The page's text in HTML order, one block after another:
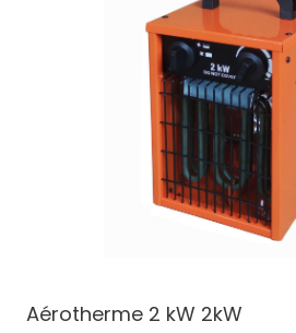
Aérotherme 2 kW 2kW